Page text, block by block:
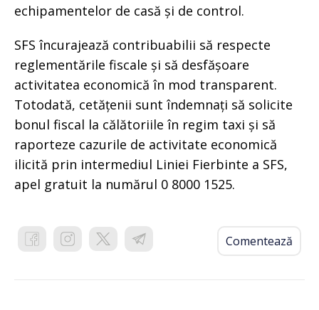
echipamentelor de casă și de control.
SFS încurajează contribuabilii să respecte
reglementările fiscale și să desfășoare
activitatea economică în mod transparent.
Totodată, cetățenii sunt îndemnați să solicite
bonul fiscal la călătoriile în regim taxi și să
raporteze cazurile de activitate economică
ilicită prin intermediul Liniei Fierbinte a SFS,
apel gratuit la numărul 0 8000 1525.
Comentează